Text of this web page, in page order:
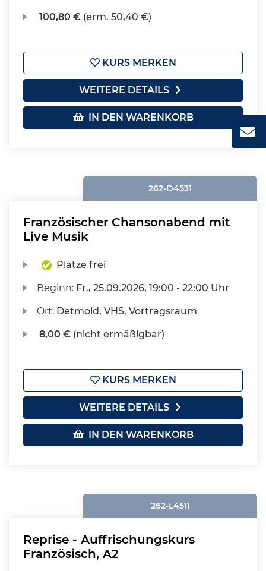
100,80 € (erm. 50,40 €)
KURS MERKEN
WEITERE DETAILS
IN DEN WARENKORB
262-D4531
Französischer Chansonabend mit
Live Musik
Plätze frei
Beginn: Fr., 25.09.2026, 19:00 - 22:00 Uhr
Ort: Detmold, VHS, Vortragsraum
8,00 € (nicht ermäßigbar)
KURS MERKEN
WEITERE DETAILS
IN DEN WARENKORB
262-L4511
Reprise - Auffrischungskurs
Französisch, A2